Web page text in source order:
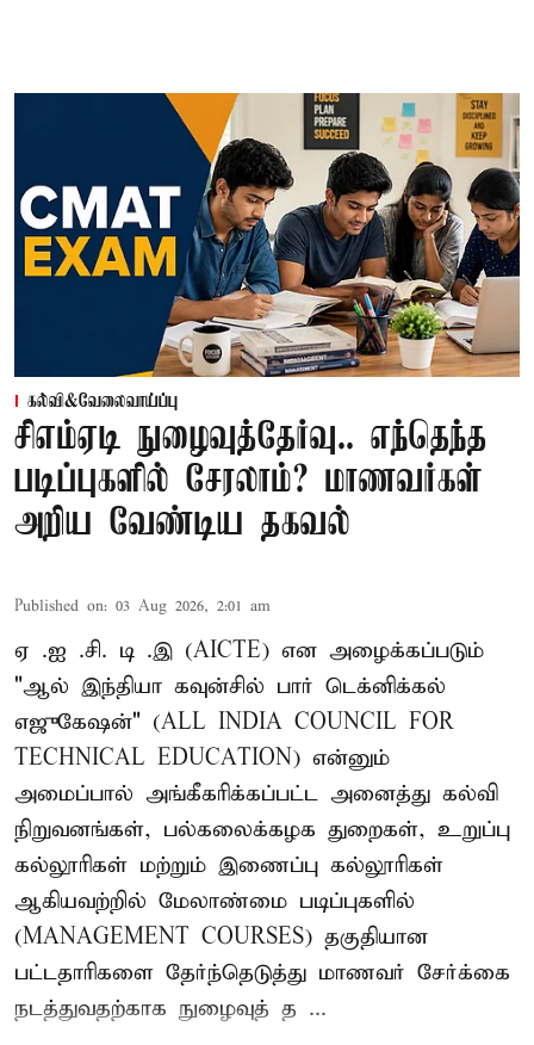
கல்வி&வேலைவாய்ப்பு
சிஎம்ஏடி நுழைவுத்தேர்வு.. எந்தெந்த
படிப்புகளில் சேரலாம்? மாணவர்கள்
அறிய வேண்டிய தகவல்
Published on: 03 Aug 2026, 2:01 am
ஏ .ஐ .சி. டி .இ (AICTE) என அழைக்கப்படும்
"ஆல் இந்தியா கவுன்சில் பார் டெக்னிக்கல்
எஜுகேஷன்" (ALL INDIA COUNCIL FOR
TECHNICAL EDUCATION) என்னும்
அமைப்பால் அங்கீகரிக்கப்பட்ட அனைத்து கல்வி
நிறுவனங்கள், பல்கலைக்கழக துறைகள், உறுப்பு
கல்லூரிகள் மற்றும் இணைப்பு கல்லூரிகள்
ஆகியவற்றில் மேலாண்மை படிப்புகளில்
(MANAGEMENT COURSES) தகுதியான
பட்டதாரிகளை தேர்ந்தெடுத்து மாணவர் சேர்க்கை
நடத்துவதற்காக நுழைவுத் த ...